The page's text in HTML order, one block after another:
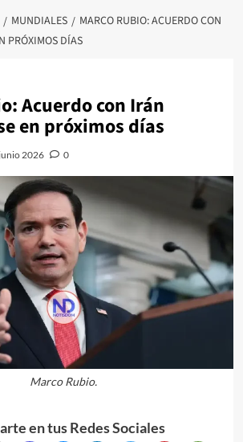
MUNDIALES
MARCO RUBIO: ACUERDO CON
PRÓXIMOS DÍAS
Acuerdo con Irán
en próximos días
2026 0
Marco Rubio.
en tus Redes Sociales